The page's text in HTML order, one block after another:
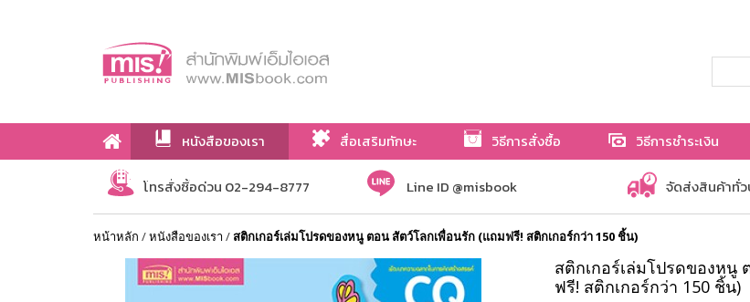
หนังสือของเรา สื่อเสริมทักษะ วิธีการสั่งซื้อ วิธีการชำระเงิน
เกี่ยวกับเรา
โทรสั่งซื้อด่วน 02-294-8777 Line ID @misbook จัดส่งสินค้าทั่ว
หน้าหลัก /หนังสือของเรา /สติกเกอร์เล่มโปรดของหนู ตอน สัตว์โลกเพื่อนรัก (แถมฟรี! สติกเกอร์กว่า 150 ชิ้น)
สติกเกอร์เล่มโปรดของหนู
ฟรี! สติกเกอร์กว่า 150 ชิ้น)